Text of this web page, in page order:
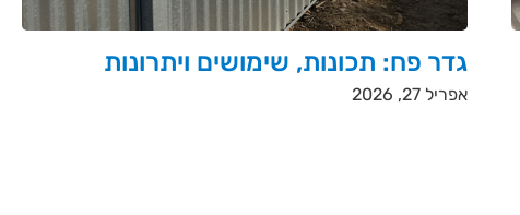
גדר פח: תכונות, שימושים ויתרונות
אפריל 27, 2026